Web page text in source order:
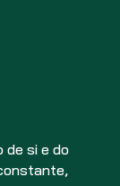
de si e do